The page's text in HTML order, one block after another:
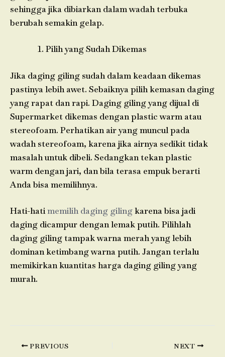
sehingga jika dibiarkan dalam wadah terbuka
berubah semakin gelap.
Pilih yang Sudah Dikemas
Jika daging giling sudah dalam keadaan dikemas
pastinya lebih awet. Sebaiknya pilih kemasan daging
yang rapat dan rapi. Daging giling yang dijual di
Supermarket dikemas dengan plastic warm atau
stereofoam. Perhatikan air yang muncul pada
wadah stereofoam, karena jika airnya sedikit tidak
masalah untuk dibeli. Sedangkan tekan plastic
warm dengan jari, dan bila terasa empuk berarti
Anda bisa memilihnya.
Hati-hatimemilih daging gilingkarena bisa jadi
daging dicampur dengan lemak putih. Pilihlah
daging giling tampak warna merah yang lebih
dominan ketimbang warna putih. Jangan terlalu
memikirkan kuantitas harga daging giling yang
murah.
PREVIOUS NEXT